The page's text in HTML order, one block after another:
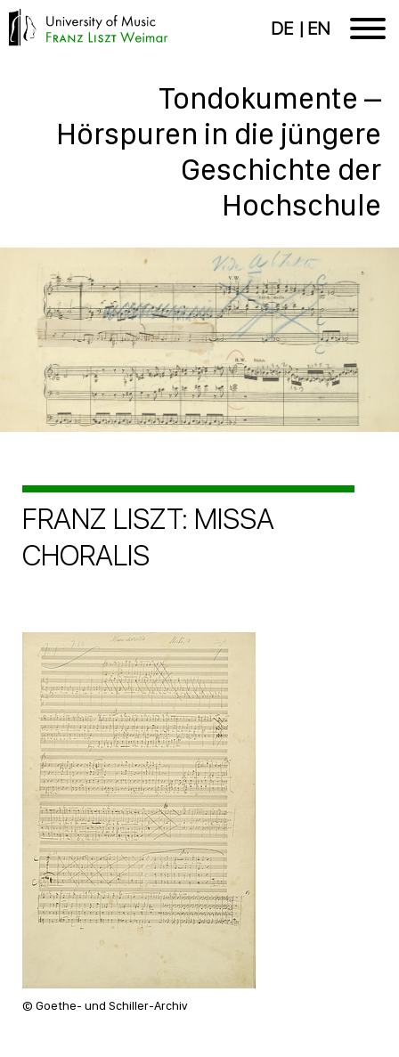
DE EN
Tondokumente –
Hörspuren in die jüngere
Geschichte der
Hochschule
FRANZ LISZT: MISSA
CHORALIS
© Goethe- und Schiller-Archiv